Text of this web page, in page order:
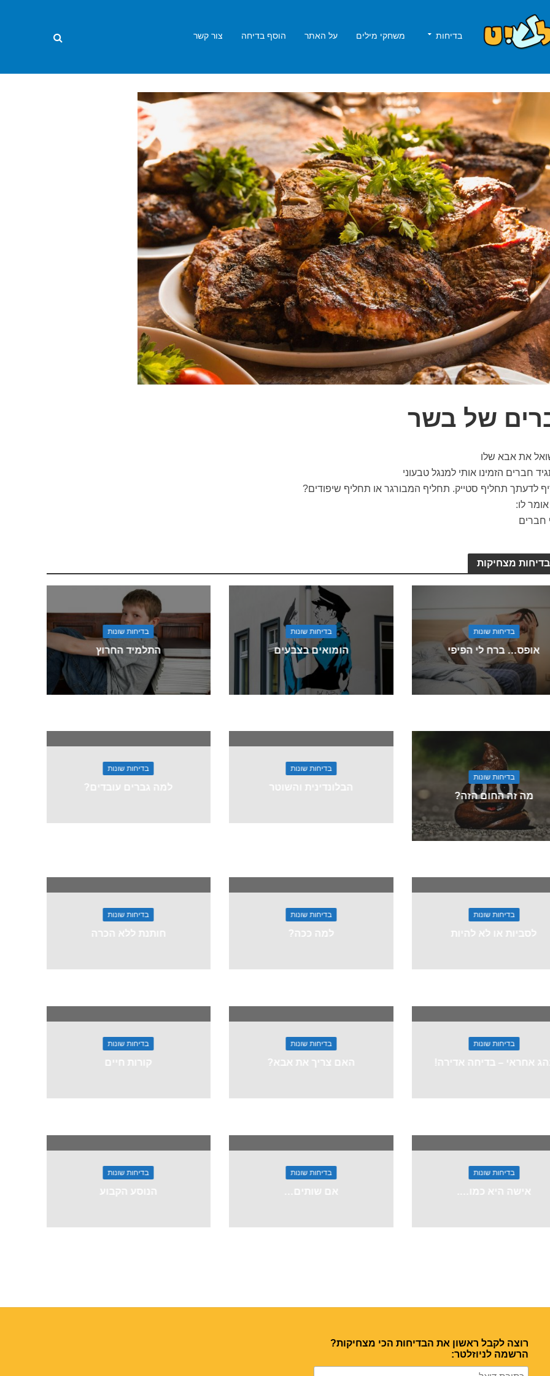
בדיחות משחקי מילים על האתר הוסף בדיחה צור קשר
של בשר
את אבא שלו
חברים הזמינו אותי למנגל טבעוני
לדעתך תחליף סטייק. תחליף המבורגר או תחליף שיפודים?
לו:
חברים
מצחיקות
בדיחות שונות
אופס… ברח לי הפיפי
בדיחות שונות
הומואים בצבעים
בדיחות שונות
התלמיד החרוץ
בדיחות שונות
מה זה החום הזה?
בדיחות שונות
הבלונדינית והשוטר
בדיחות שונות
למה גברים עובדים?
בדיחות שונות
לסביות או לא להיות
בדיחות שונות
למה ככה?
בדיחות שונות
חותנת ללא הכרה
בדיחות שונות
אחראי – בדיחה אדירה!
בדיחות שונות
האם צריך את אבא?
בדיחות שונות
קורות חיים
בדיחות שונות
אישה היא כמו….
בדיחות שונות
אם שותים…
בדיחות שונות
הנוסע הקבוע
רוצה לקבל ראשון את הבדיחות הכי מצחיקות?
הרשמה לניוזלטר: